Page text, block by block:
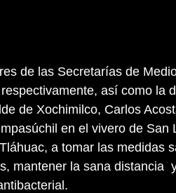
de las Secretarías de
así como la
de Xochimilco, Carlos
en el vivero de San
a tomar las medidas
mantener la sana distancia